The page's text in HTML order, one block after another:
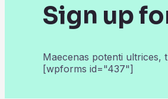
Sign up
Maecenas potenti ultrices,
[wpforms id="437"]